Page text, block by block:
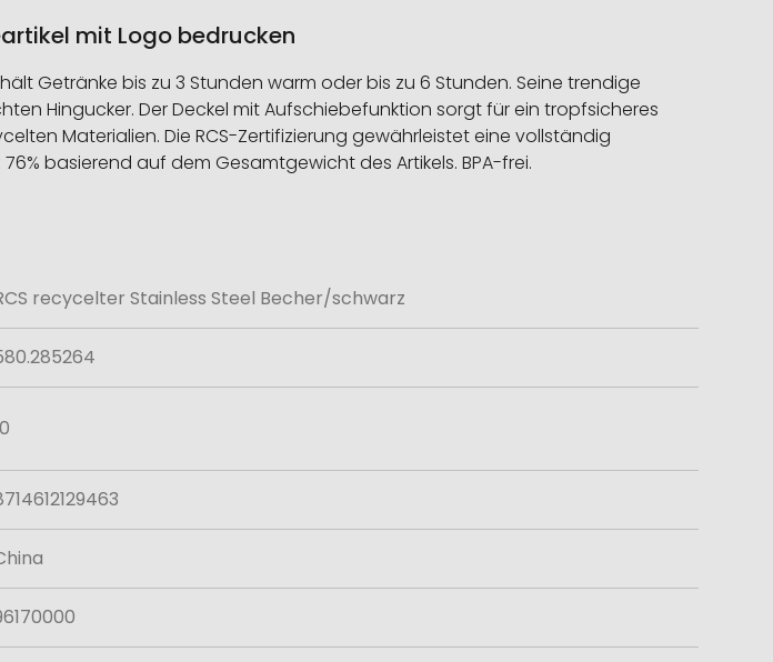
mit Logo bedrucken
Getränke bis zu 3 Stunden warm oder bis zu 6 Stunden. Seine trendige
Hingucker. Der Deckel mit Aufschiebefunktion sorgt für ein tropfsicheres
Materialien. Die RCS-Zertifizierung gewährleistet eine vollständig
basierend auf dem Gesamtgewicht des Artikels. BPA-frei.
recycelter Stainless Steel Becher/schwarz